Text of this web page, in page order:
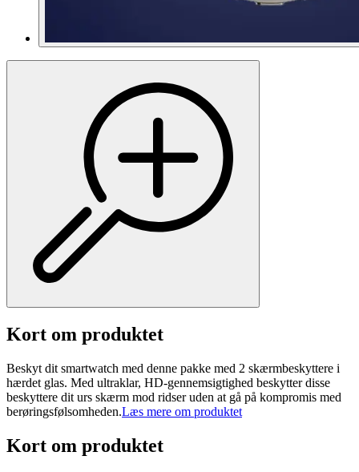
Kort om produktet
Beskyt dit smartwatch med denne pakke med 2 skærmbeskyttere i
hærdet glas. Med ultraklar, HD-gennemsigtighed beskytter disse
beskyttere dit urs skærm mod ridser uden at gå på kompromis med
berøringsfølsomheden.Læs mere om produktet
Kort om produktet